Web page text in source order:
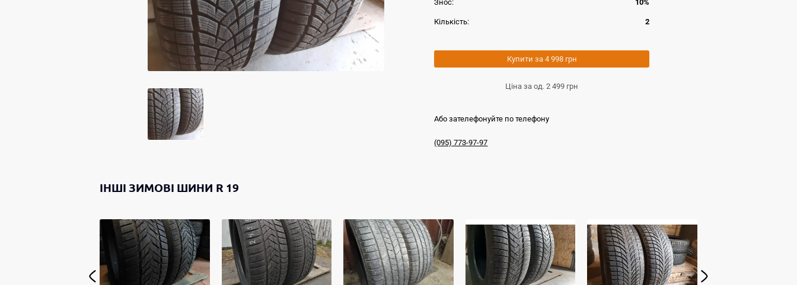
Знос: 10%
Кількість: 2
Купити за 4 998 грн
Ціна за од.2 499 грн
Або зателефонуйте по телефону
(095) 773-97-97
ІНШІЗИМОВІ ШИНИ R 19